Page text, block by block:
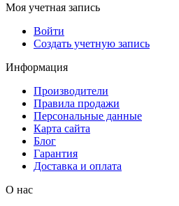
Моя учетная запись
Войти
Создать учетную запись
Информация
Производители
Правила продажи
Персональные данные
Карта сайта
Блог
Гарантия
Доставка и оплата
О нас